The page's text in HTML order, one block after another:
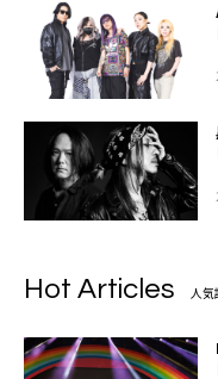
Hot Articles 人